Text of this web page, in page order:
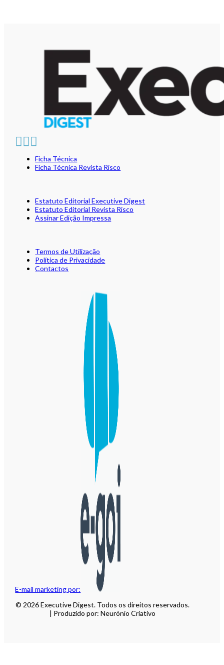
E-mail marketing por:
Ficha Técnica
Ficha Técnica Revista Risco
Estatuto Editorial Executive Digest
Estatuto Editorial Revista Risco
Assinar Edição Impressa
Termos de Utilização
Política de Privacidade
Contactos
© 2026 Executive Digest. Todos os direitos reservados.
| Produzido por: Neurónio Criativo